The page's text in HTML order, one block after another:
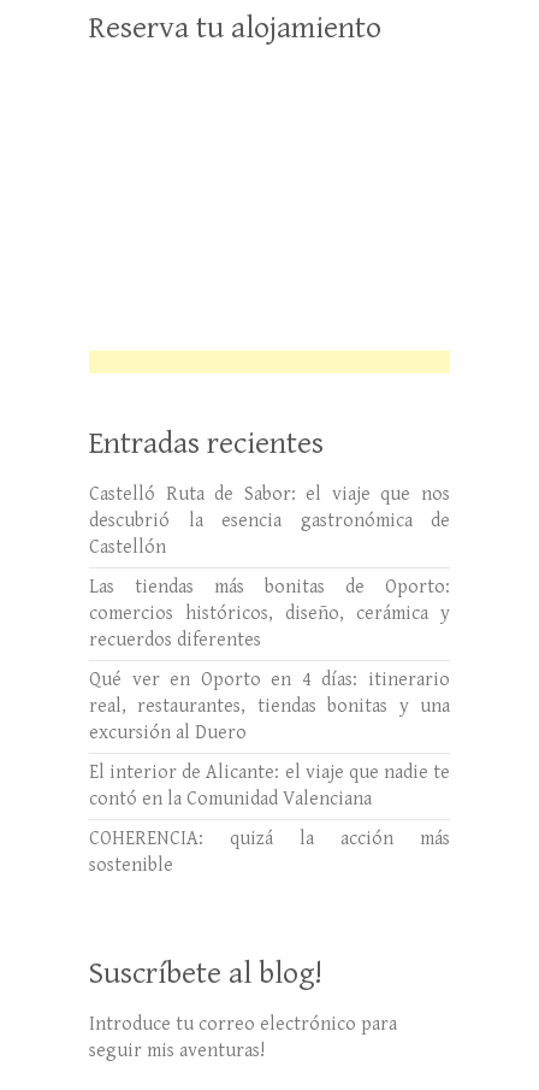
Reserva tu alojamiento
Entradas recientes
Castelló Ruta de Sabor: el viaje que nos
descubrió la esencia gastronómica de
Castellón
Las tiendas más bonitas de Oporto:
comercios históricos, diseño, cerámica y
recuerdos diferentes
Qué ver en Oporto en 4 días: itinerario
real, restaurantes, tiendas bonitas y una
excursión al Duero
El interior de Alicante: el viaje que nadie te
contó en la Comunidad Valenciana
COHERENCIA: quizá la acción más
sostenible
Suscríbete al blog!
Introduce tu correo electrónico para
seguir mis aventuras!